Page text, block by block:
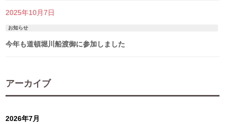
2025年10月7日
お知らせ
今年も道頓堀川船渡御に参加しました
アーカイブ
2026年7月